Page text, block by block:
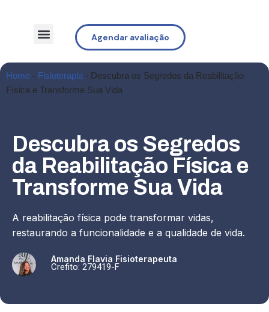
Agendar avaliação
Home - Fisioterapia - Descubra os Segredos da Reabilitação
Física e Transforme Sua Vida
Descubra os Segredos
da Reabilitação Física e
Transforme Sua Vida
A reabilitação física pode transformar vidas,
restaurando a funcionalidade e a qualidade de vida.
Amanda Flavia Fisioterapeuta
Crefito: 279419-F